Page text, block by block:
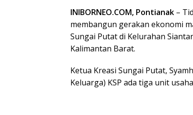
INIBORNEO.COM, Pontianak –
membangun gerakan ekonomi
Sungai Putat di Kelurahan
Kalimantan Barat.
Ketua Kreasi Sungai Putat,
Keluarga) KSP ada tiga unit